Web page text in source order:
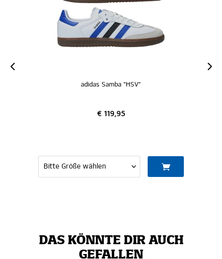
adidas Samba "HSV"
€ 119,95
DAS KÖNNTE DIR AUCH
GEFALLEN